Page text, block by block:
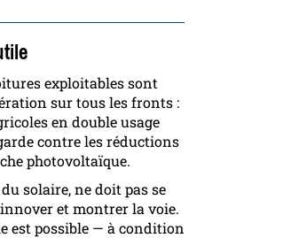
exploitables sont
sur tous les fronts :
en double usage
contre les réductions
photovoltaïque.
solaire, ne doit pas se
et montrer la voie.
est possible — à condition